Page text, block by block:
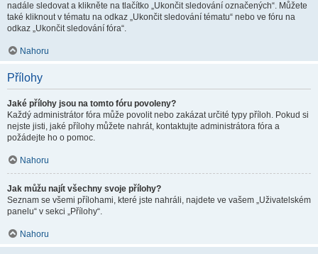
nadále sledovat a klikněte na tlačítko „Ukončit sledování označených“. Můžete
také kliknout v tématu na odkaz „Ukončit sledování tématu“ nebo ve fóru na
odkaz „Ukončit sledování fóra“.
Nahoru
Přílohy
Jaké přílohy jsou na tomto fóru povoleny?
Každý administrátor fóra může povolit nebo zakázat určité typy příloh. Pokud si
nejste jisti, jaké přílohy můžete nahrát, kontaktujte administrátora fóra a
požádejte ho o pomoc.
Nahoru
Jak můžu najít všechny svoje přílohy?
Seznam se všemi přílohami, které jste nahráli, najdete ve vašem „Uživatelském
panelu“ v sekci „Přílohy“.
Nahoru